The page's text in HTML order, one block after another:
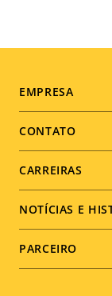
Footer
menu
EMPRESA
CONTATO
CARREIRAS
NOTÍCIAS E
PARCEIRO